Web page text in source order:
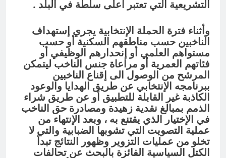
التشريعية التي تعتبر أعلى سلطة في البلد .
وأثناء فترة الحملة الإنتخابية يجري إستهداف
الناخبين حسب مناطقهم السكنية أو حسب
مستواهم العلمي أو إنحدارهم الوظيفي أو
فئاتهم العمرية أو مراعاة جنس الناخب ليتمكن
المرشح من الوصول الى إقناع الناخبين
ببرنامجه الإنتخابي عن طريق الهدايا والوعود
الكاذبة غير القابلة للتطبيق أو عن طريق شراء
الذمم بمبالغ نقدية زهيدة ومصادرة حق الناخب
في الإختيار الذي يقتنع به ، وبعد الإنتهاء من
عملية التصويت التي تشوبها الضبابية والتي لا
تخلو من عمليات التزوير وظهور النتائج تبدأ
الكتل السياسية الفائزة بالبحث عن تحالفات